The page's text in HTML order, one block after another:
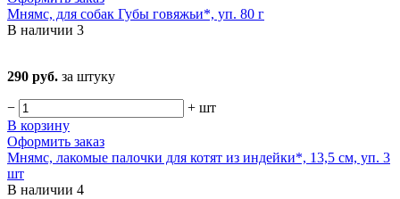
Мнямс, для собак Губы говяжьи*, уп. 80 г
В наличии 3
290 руб. за штуку
− + шт
В корзину
Оформить заказ
Мнямс, лакомые палочки для котят из индейки*, 13,5 см, уп. 3
шт
В наличии 4